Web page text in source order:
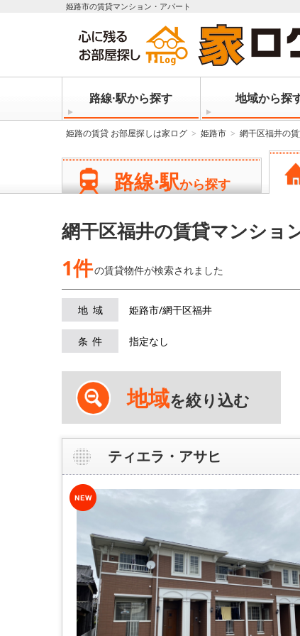
姫路市の賃貸マンション・アパート
路線·駅から探す 地域から探
姫路の賃貸 お部屋探しは家ログ 姫路市 網干区福井の
路線·駅から探す
網干区福井の賃貸マンショ
1件の賃貸物件が検索されました
地域 姫路市/網干区福井
条件 指定なし
地域を絞り込む
ティエラ・アサヒ